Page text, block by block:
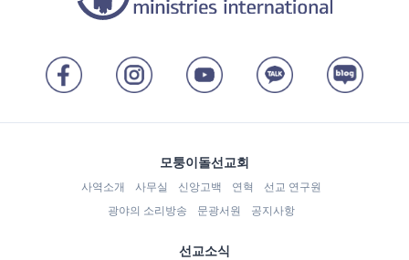
모퉁이돌선교회
사역소개 사무실 신앙고백 연혁
선교 연구원
광야의 소리방송
문광서원 공지사항
선교소식